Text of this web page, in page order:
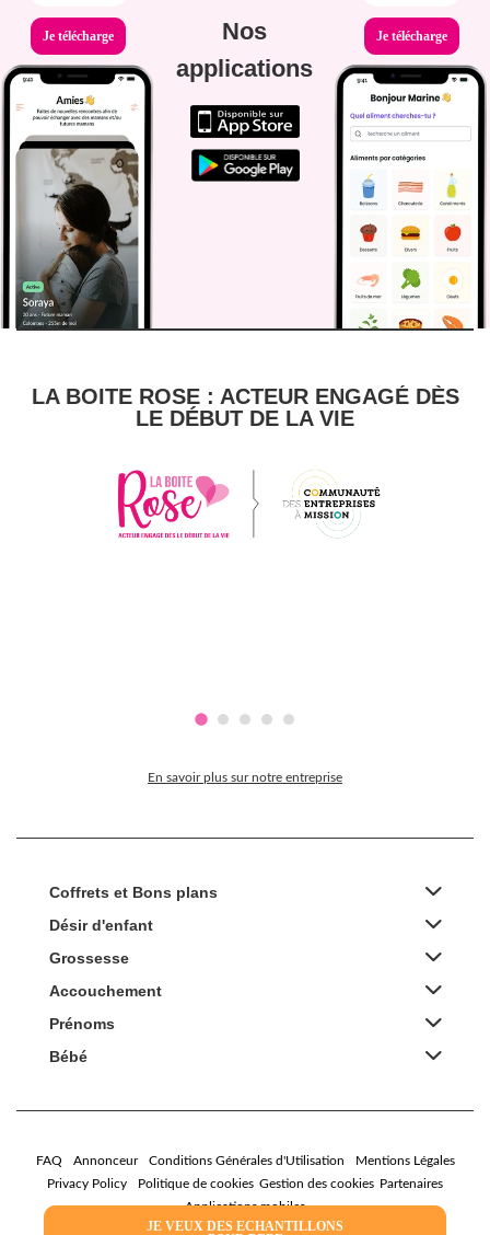
JE VEUX DES ECHANTILLONS
Je télécharge
Nos
applications
Je télécharge
LA BOITE ROSE : ACTEUR ENGAGÉ DÈS
LE DÉBUT DE LA VIE
En savoir plus sur notre entreprise
Coffrets et Bons plans
Désir d'enfant
Grossesse
Accouchement
Prénoms
Bébé
FAQ Annonceur Conditions Générales d'Utilisation
Mentions Légales
Privacy Policy
Politique de cookies Gestion des cookies Partenaires
Applications mobiles